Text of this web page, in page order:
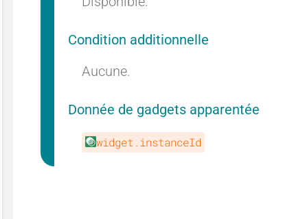
n
t
Condition additionnelle
Aucune.
Donnée de gadgets apparentée
widget.instanceId